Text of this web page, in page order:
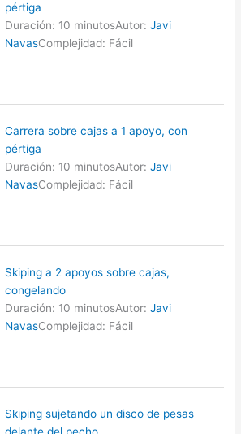
pértiga
Duración: 10 minutosAutor: Javi
NavasComplejidad: Fácil
Carrera sobre cajas a 1 apoyo, con
pértiga
Duración: 10 minutosAutor: Javi
NavasComplejidad: Fácil
Skiping a 2 apoyos sobre cajas,
congelando
Duración: 10 minutosAutor: Javi
NavasComplejidad: Fácil
Skiping sujetando un disco de pesas
delante del pecho